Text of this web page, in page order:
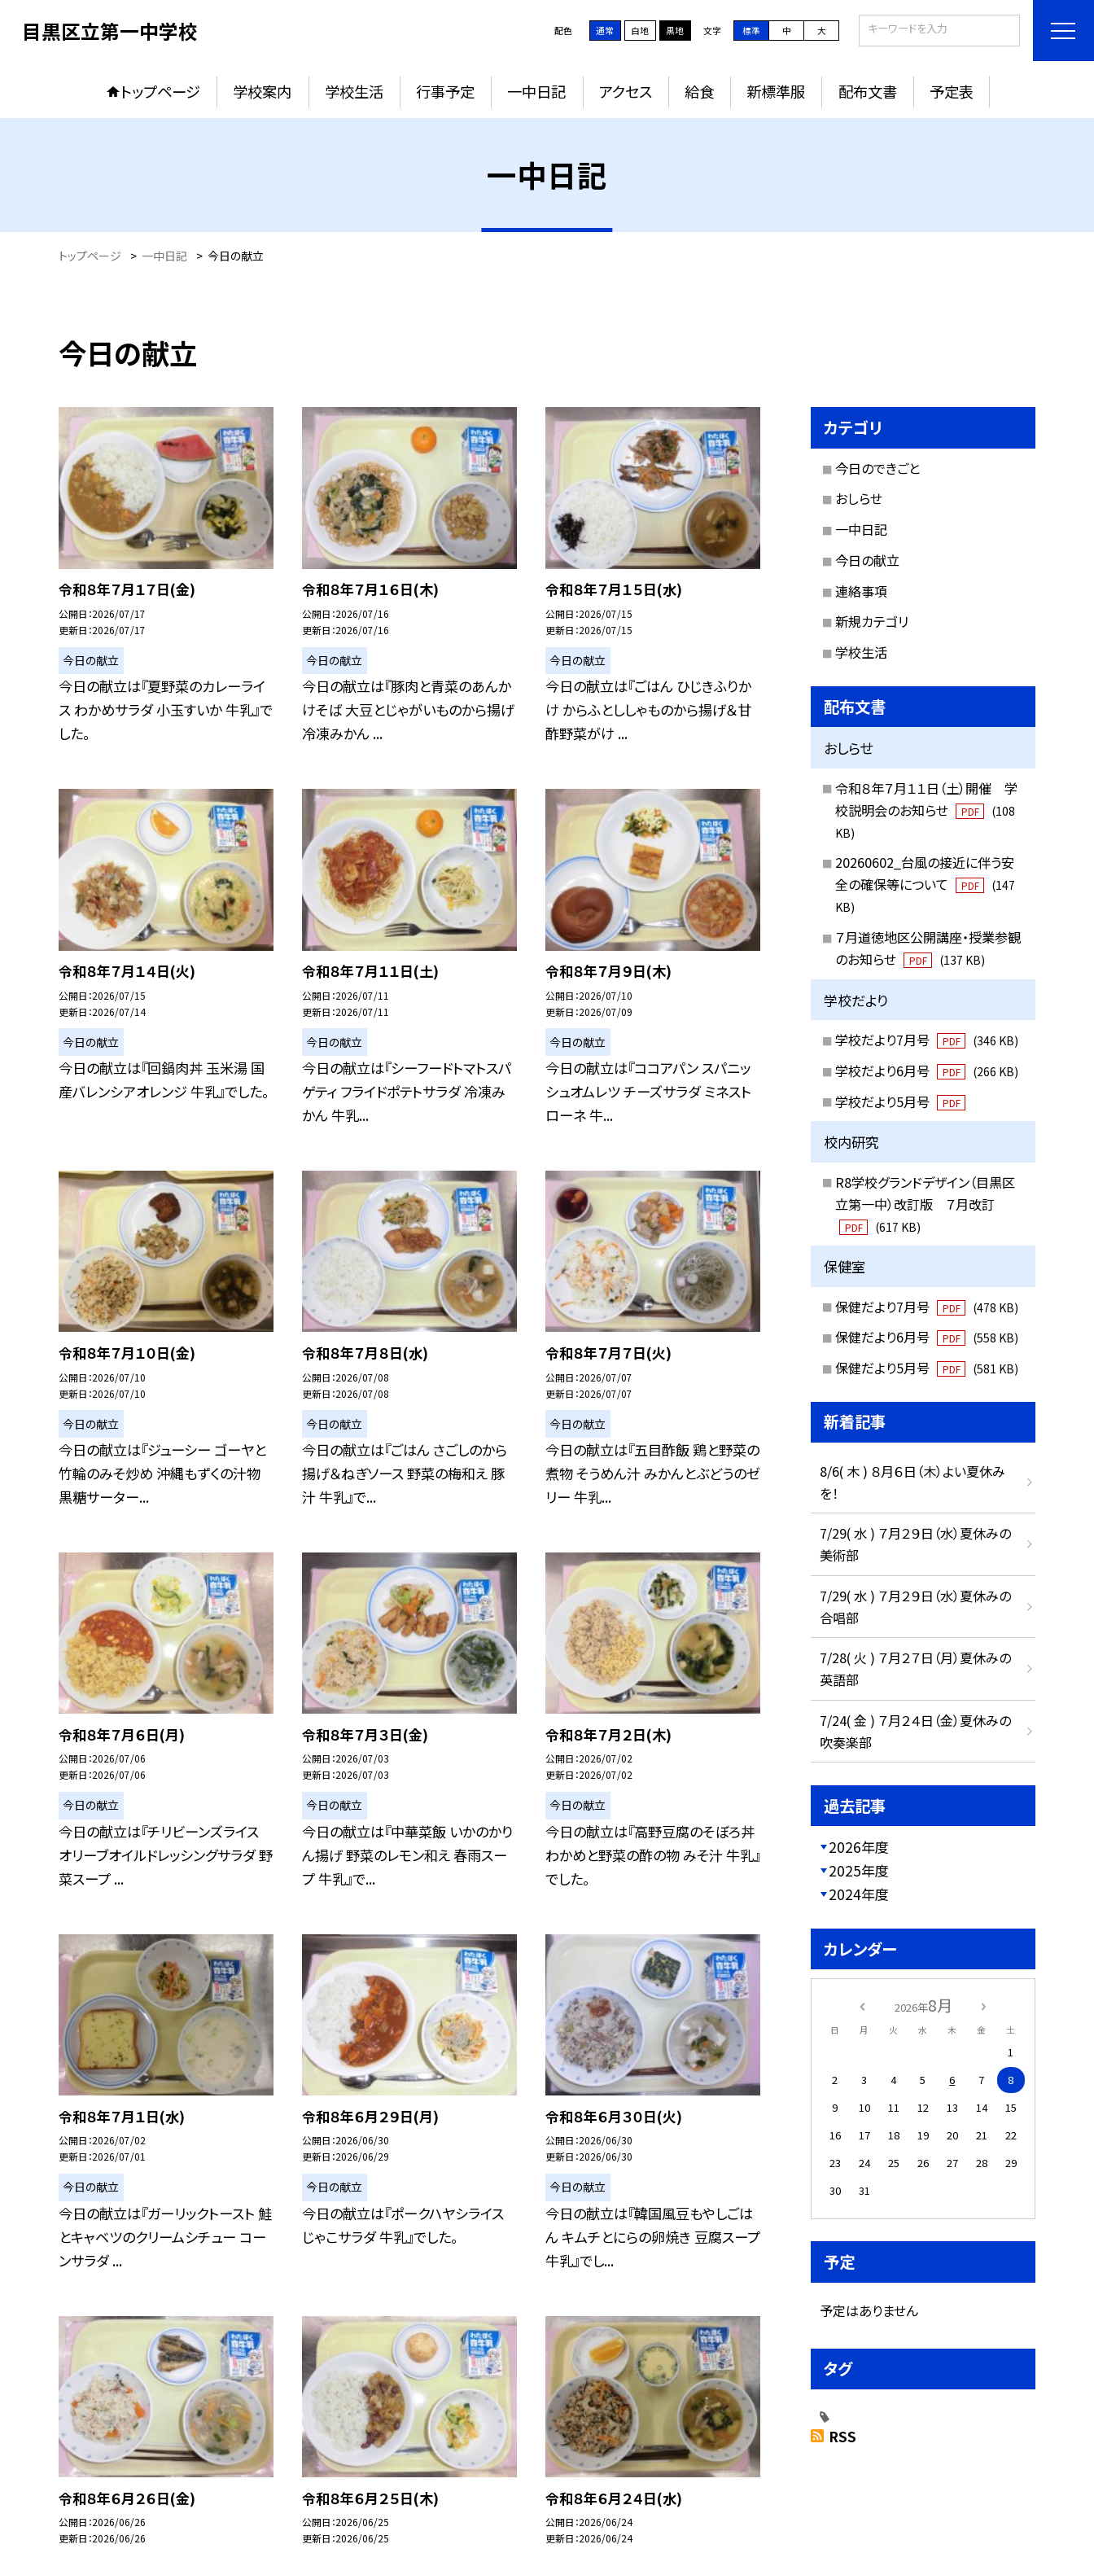
目黒区立第一中学校 配色 通常 白地 黒地 文字 標準 中 大
トップページ 学校案内 学校生活 行事予定 一中日記 アクセス 給食 新標準服 配布文書 予定表
一中日記
トップページ > 一中日記 > 今日の献立
今日の献立
令和８年７月１７日(金)
公開日 2026/07/17
更新日 2026/07/17
今日の献立
今日の献立は『夏野菜のカレーライ
ス わかめサラダ 小玉すいか 牛乳』で
した。
令和８年７月１６日(木)
公開日 2026/07/16
更新日 2026/07/16
今日の献立
今日の献立は『豚肉と青菜のあんか
けそば 大豆とじゃがいものから揚げ
冷凍みかん ...
令和８年７月１５日(水)
公開日 2026/07/15
更新日 2026/07/15
今日の献立
今日の献立は『ごはん ひじきふりか
け からふとししゃものから揚げ＆甘
酢野菜がけ ...
令和８年７月１４日(火)
公開日 2026/07/15
更新日 2026/07/14
今日の献立
今日の献立は『回鍋肉丼 玉米湯 国
産バレンシアオレンジ 牛乳』でした。
令和８年７月１１日(土)
公開日 2026/07/11
更新日 2026/07/11
今日の献立
今日の献立は『シーフードトマトスパ
ゲティ フライドポテトサラダ 冷凍み
かん 牛乳...
令和８年７月９日(木)
公開日 2026/07/10
更新日 2026/07/09
今日の献立
今日の献立は『ココアパン スパニッ
シュオムレツ チーズサラダ ミネスト
ローネ 牛...
令和８年７月１０日(金)
公開日 2026/07/10
更新日 2026/07/10
今日の献立
今日の献立は『ジューシー ゴーヤと
竹輪のみそ炒め 沖縄もずくの汁物
黒糖サーター...
令和８年７月８日(水)
公開日 2026/07/08
更新日 2026/07/08
今日の献立
今日の献立は『ごはん さごしのから
揚げ＆ねぎソース 野菜の梅和え 豚
汁 牛乳』で...
令和８年７月７日(火)
公開日 2026/07/07
更新日 2026/07/07
今日の献立
今日の献立は『五目酢飯 鶏と野菜の
煮物 そうめん汁 みかんとぶどうのゼ
リー 牛乳...
令和８年７月６日(月)
公開日 2026/07/06
更新日 2026/07/06
今日の献立
今日の献立は『チリビーンズライス
オリーブオイルドレッシングサラダ 野
菜スープ ...
令和８年７月３日(金)
公開日 2026/07/03
更新日 2026/07/03
今日の献立
今日の献立は『中華菜飯 いかのかり
ん揚げ 野菜のレモン和え 春雨スー
プ 牛乳』で...
令和８年７月２日(木)
公開日 2026/07/02
更新日 2026/07/02
今日の献立
今日の献立は『高野豆腐のそぼろ丼
わかめと野菜の酢の物 みそ汁 牛乳』
でした。
令和８年７月１日(水)
公開日 2026/07/02
更新日 2026/07/01
今日の献立
今日の献立は『ガーリックトースト 鮭
とキャベツのクリームシチュー コー
ンサラダ ...
令和８年６月２９日(月)
公開日 2026/06/30
更新日 2026/06/29
今日の献立
今日の献立は『ポークハヤシライス
じゃこサラダ 牛乳』でした。
令和８年６月３０日(火)
公開日 2026/06/30
更新日 2026/06/30
今日の献立
今日の献立は『韓国風豆もやしごは
ん キムチとにらの卵焼き 豆腐スープ
牛乳』でし...
令和８年６月２６日(金)
公開日 2026/06/26
更新日 2026/06/26
令和８年６月２５日(木)
公開日 2026/06/25
更新日 2026/06/25
令和８年６月２４日(水)
公開日 2026/06/24
更新日 2026/06/24
カテゴリ
今日のできごと
おしらせ
一中日記
今日の献立
連絡事項
新規カテゴリ
学校生活
配布文書
おしらせ
令和８年７月１１日（土）開催 学
校説明会のお知らせ
PDF
(108
KB)
20260602_台風の接近に伴う安
全の確保等について
PDF
(147
KB)
７月道徳地区公開講座・授業参観
のお知らせ
PDF (137 KB)
学校だより
学校だより7月号 PDF (346 KB)
学校だより6月号 PDF (266 KB)
学校だより5月号 PDF
校内研究
R8学校グランドデザイン（目黒区
立第一中）改訂版 ７月改訂
PDF (617 KB)
保健室
保健だより7月号 PDF (478 KB)
保健だより6月号 PDF (558 KB)
保健だより5月号 PDF (581 KB)
新着記事
8/6( 木 ) ８月６日（木）よい夏休み
を！
7/29( 水 ) ７月２９日（水）夏休みの
美術部
7/29( 水 ) ７月２９日（水）夏休みの
合唱部
7/28( 火 ) ７月２７日（月）夏休みの
英語部
7/24( 金 ) ７月２４日（金）夏休みの
吹奏楽部
過去記事
2026年度
2025年度
2024年度
カレンダー
2026年8月
日 月 火 水 木 金 土
1
2
3 4 5 6 7
8
9
10 11 12 13 14
15
16
17 18 19 20 21
22
23
24 25 26 27 28
29
30
31
予定
予定はありません
タグ
RSS